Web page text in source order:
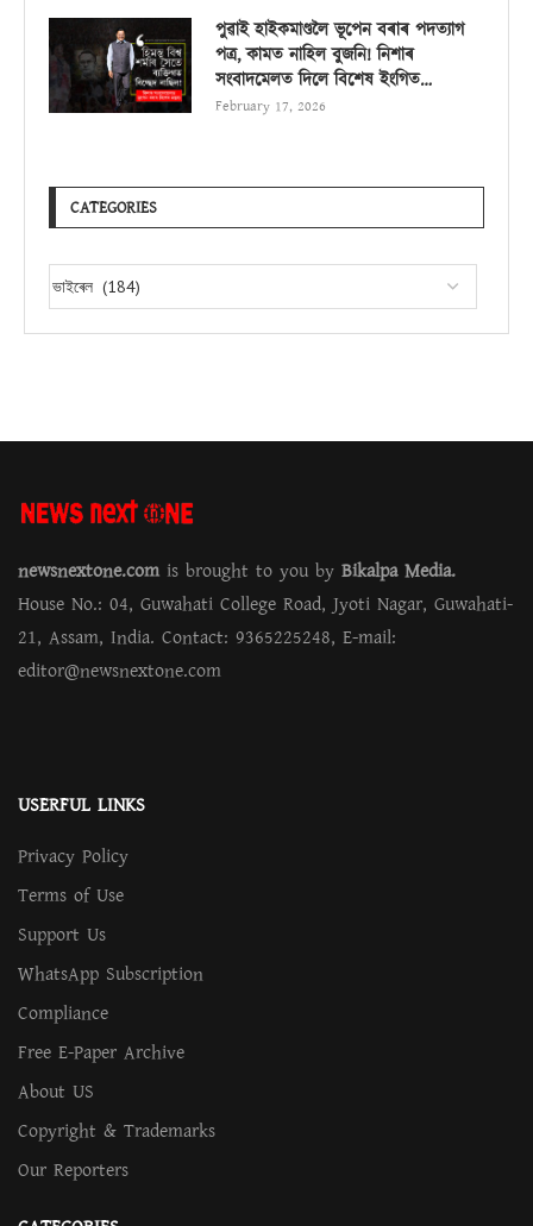
পুৱাই হাইকমাণ্ডলৈ ভূপেন বৰাৰ পদত্যাগ
পত্ৰ, কামত নাহিল বুজনি! নিশাৰ
সংবাদমেলত দিলে বিশেষ ইংগিত…
February 17, 2026
CATEGORIES
newsnextone.com is brought to you by Bikalpa Media.
House No.: 04, Guwahati College Road, Jyoti Nagar, Guwahati-
21, Assam, India. Contact: 9365225248, E-mail:
editor@newsnextone.com
USERFUL LINKS
Privacy Policy
Terms of Use
Support Us
WhatsApp Subscription
Compliance
Free E-Paper Archive
About US
Copyright & Trademarks
Our Reporters